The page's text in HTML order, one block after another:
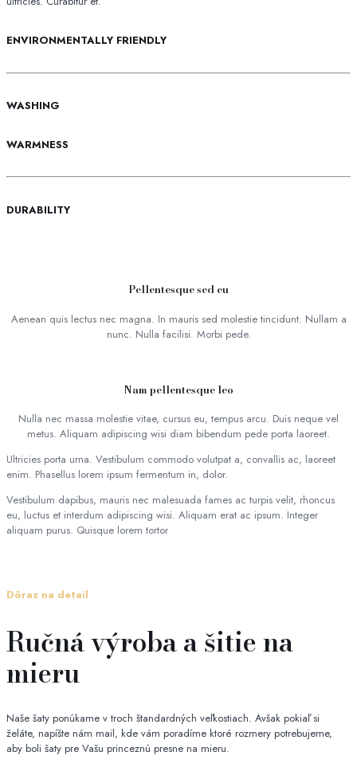
ENVIRONMENTALLY FRIENDLY
WASHING
WARMNESS
DURABILITY
Pellentesque sed eu
Aenean quis lectus nec magna. In mauris sed molestie tincidunt. Nullam a
nunc. Nulla facilisi. Morbi pede.
Nam pellentesque leo
Nulla nec massa molestie vitae, cursus eu, tempus arcu. Duis neque vel
metus. Aliquam adipiscing wisi diam bibendum pede porta laoreet.
Ultricies porta urna. Vestibulum commodo volutpat a, convallis ac, laoreet
enim. Phasellus lorem ipsum fermentum in, dolor.
Vestibulum dapibus, mauris nec malesuada fames ac turpis velit, rhoncus
eu, luctus et interdum adipiscing wisi. Aliquam erat ac ipsum. Integer
aliquam purus. Quisque lorem tortor
Dôraz na detail
Ručná výroba a šitie na
mieru
Naše šaty ponúkame v troch štandardných veľkostiach. Avšak pokiaľ si
želáte, napíšte nám mail, kde vám poradíme ktoré rozmery potrebujeme,
aby boli šaty pre Vašu princeznú presne na mieru.